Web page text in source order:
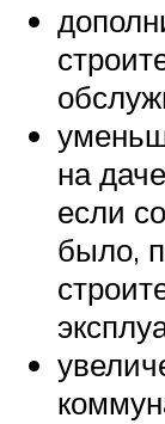
на
если
было,